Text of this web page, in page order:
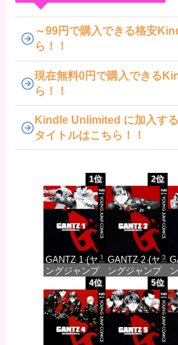
～99円で購入できる格安
ら！！
現在無料0円で購入できる
ら！！
Kindle Unlimited に加入す
タイトルはこちら！！
1位
GANTZ 1 (ヤ
ングジャンプ
コミックス
DIGITAL)
価格：¥100
2位
GANTZ 2 (ヤ
ングジャンプ
コミックス
DIGITAL)
価格：¥100
4位 5位